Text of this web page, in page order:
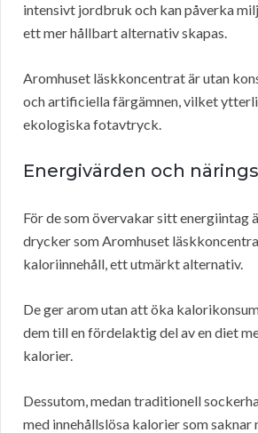
intensivt jordbruk och kan påverka
ett mer hållbart alternativ skapas.
Aromhuset läskkoncentrat är utan
och artificiella färgämnen, vilket
ekologiska fotavtryck.
Energivärden och
För de som övervakar sitt energiintag
drycker som Aromhuset
kaloriinnehåll, ett utmärkt alternativ.
De ger arom utan att öka
dem till en fördelaktig del av en diet
kalorier.
Dessutom, medan traditionell
med innehållslösa kalorier som saknar